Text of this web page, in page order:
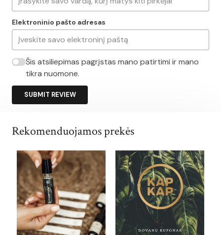
Elektroninio pašto adresas
Šis atsiliepimas pagrįstas mano patirtimi ir mano
tikra nuomone.
SUBMIT REVIEW
Rekomenduojamos prekės